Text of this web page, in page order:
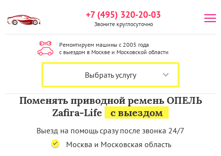
+7 (495) 320-20-03
Звоните круглосуточно
Ремонтируем машины с 2005 года
с выездом в Москве и Московской области
Выбрать услугу
Поменять приводной ремень ОПЕЛЬ
Zafira-Life
с выездом
Выезд на помощь сразу после звонка 24/7
Москва и Московская область